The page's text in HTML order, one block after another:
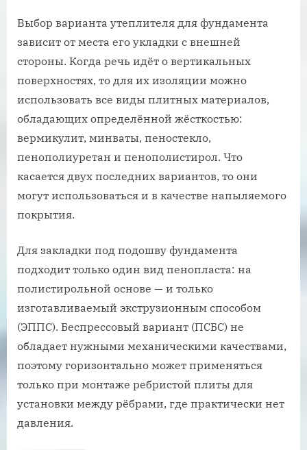
Выбор варианта утеплителя для фундамента
зависит от места его укладки с внешней
стороны. Когда речь идёт о вертикальных
поверхностях, то для их изоляции можно
использовать все виды плитных материалов,
обладающих определённой жёсткостью:
вермикулит, минваты, пеностекло,
пенополиуретан и пенополистирол. Что
касается двух последних вариантов, то они
могут использоваться и в качестве напыляемого
покрытия.
Для закладки под подошву фундамента
подходит только один вид пенопласта: на
полистирольной основе — и только
изготавливаемый экструзионным способом
(ЭППС). Беспрессовый вариант (ПСБС) не
обладает нужными механическими качествами,
поэтому горизонтально может применяться
только при монтаже ребристой плиты для
установки между рёбрами, где практически нет
давления.